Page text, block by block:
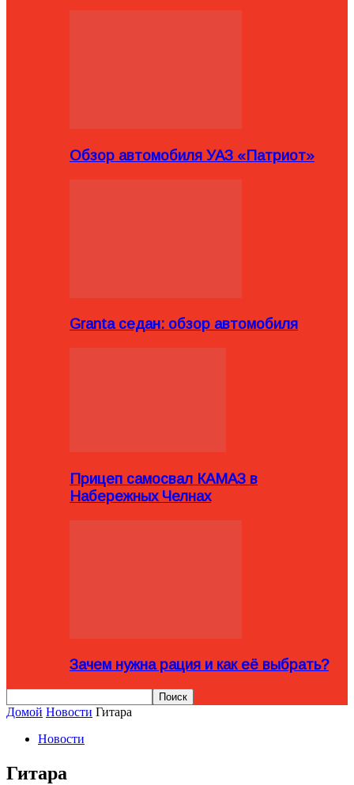
Обзор автомобиля УАЗ «Патриот»
Granta седан: обзор автомобиля
Прицеп самосвал КАМАЗ в
Набережных Челнах
Зачем нужна рация и как её выбрать?
Домой Новости Гитара
Новости
Гитара